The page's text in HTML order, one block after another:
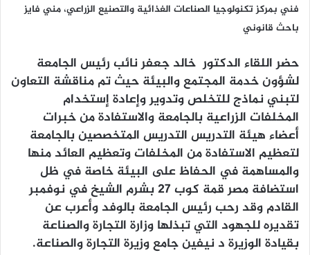
فني بمركز تكنولوجيا الصناعات الغذائية والتصنيع الزراعي،مني فايز
باحث قانوني
حضر اللقاء الدكتور خالد جعفر نائب رئيس الجامعة
لشؤون خدمة المجتمع والبيئة حيث تم مناقشة التعاون
لتبني نماذج للتخلص وتدوير وإعادة إستخدام
المخلفات الزراعية بالجامعة والاستفادة من خبرات
أعضاء هيئة التدريس التدريس المتخصصين بالجامعة
لتعظيم الاستفادة من المخلفات وتعظيم العائد منها
والمساهمة في الحفاظ على البيئة خاصة في ظل
استضافة مصر قمة كوب ٢٧ بشرم الشيخ في نوفمبر
القادم وقد رحب رئيس الجامعة بالوفد وأعرب عن
تقديره للجهود التي تبذلها وزارة التجارة والصناعة
بقيادة الوزيرة د نيفين جامع وزيرة التجارة والصناعة.